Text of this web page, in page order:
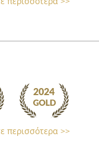
περισσότερα >>